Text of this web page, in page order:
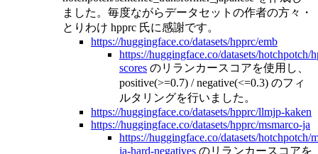
ました。毎度ながらデータセットの作者の方々・
とりわけ hpprc 氏に感謝です。
https://huggingface.co/datasets/hpprc/emb
https://huggingface.co/datasets/hotchpotch/
scores のリランカースコアを使用し、
positive(>=0.7) / negative(<=0.3) のフィ
ルタリングを行いました。
https://huggingface.co/datasets/hpprc/llmjp-kaken
https://huggingface.co/datasets/hpprc/msmarco-ja
https://huggingface.co/datasets/hotchpotch/
ja-hard-negatives のリランカースコアを